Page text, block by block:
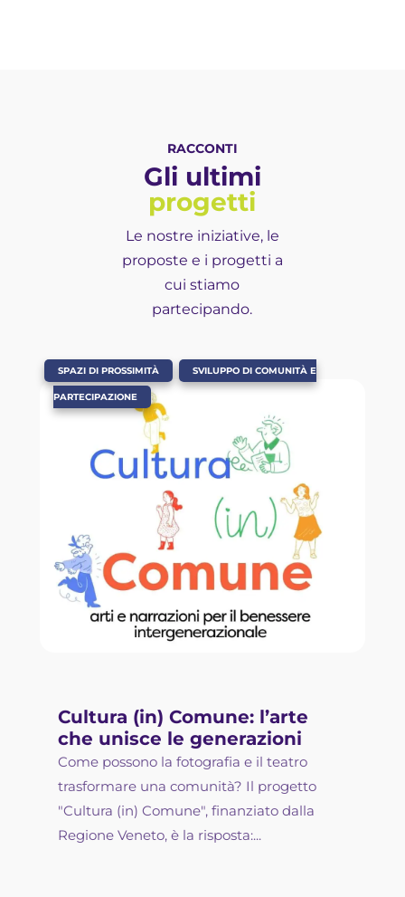
RACCONTI
Gli ultimi
progetti
Le nostre iniziative, le
proposte e i progetti a
cui stiamo
partecipando.
Cultura (in) Comune: l’arte
che unisce le generazioni
SPAZI DI PROSSIMITÀ SVILUPPO DI COMUNITÀ E
PARTECIPAZIONE
Come possono la fotografia e il teatro
trasformare una comunità? Il progetto
"Cultura (in) Comune", finanziato dalla
Regione Veneto, è la risposta:...